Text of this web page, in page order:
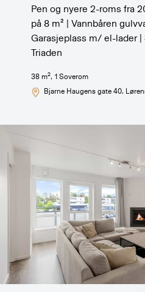
Pen og nyere 2-roms fra
på 8 m² | Vannbåren
Garasjeplass m/ el-lader |
Triaden
38 m2, 1 Soverom
Bjarne Haugens gate 40,